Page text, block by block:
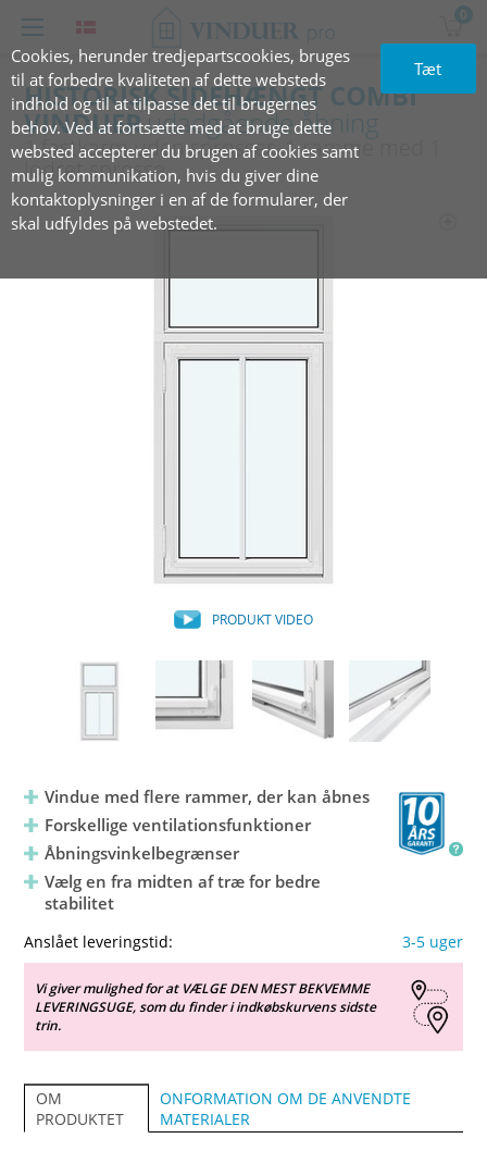
Cookies, herunder tredjepartscookies, bruges
til at forbedre kvaliteten af dette websteds
indhold og til at tilpasse det til brugernes
behov. Ved at fortsætte med at bruge dette
websted accepterer du brugen af cookies samt
mulig kommunikation, hvis du giver dine
kontaktoplysninger i en af de formularer, der
skal udfyldes på webstedet.
Tæt
0
HISTORISK SIDEHÆNGT COMBI
VINDUERudadgående åbning
1 fastkarm uden sprosser, 1 ramme med 1
lodret sprosse
PRODUKT VIDEO
Vindue med flere rammer, der kan åbnes
Forskellige ventilationsfunktioner
Åbningsvinkelbegrænser
Vælg en fra midten af træ for bedre
stabilitet
Anslået leveringstid: 3-5 uger
Vi giver mulighed for at VÆLGE DEN MEST BEKVEMME
LEVERINGSUGE, som du finder i indkøbskurvens sidste
trin.
OM
PRODUKTET
ONFORMATION OM DE ANVENDTE
MATERIALER